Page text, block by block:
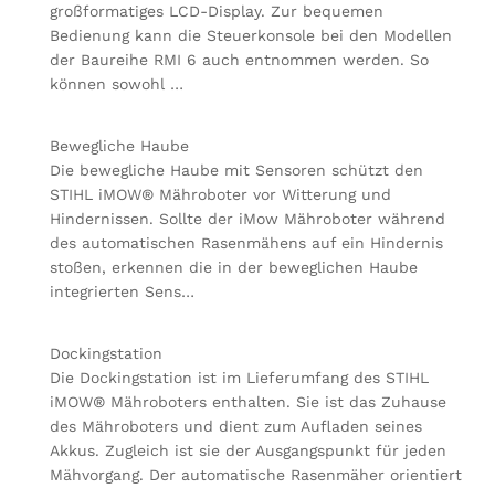
großformatiges LCD-Display. Zur bequemen
Bedienung kann die Steuerkonsole bei den Modellen
der Baureihe RMI 6 auch entnommen werden. So
können sowohl …
Bewegliche Haube
Die bewegliche Haube mit Sensoren schützt den
STIHL iMOW® Mähroboter vor Witterung und
Hindernissen. Sollte der iMow Mähroboter während
des automatischen Rasenmähens auf ein Hindernis
stoßen, erkennen die in der beweglichen Haube
integrierten Sens…
Dockingstation
Die Dockingstation ist im Lieferumfang des STIHL
iMOW® Mähroboters enthalten. Sie ist das Zuhause
des Mähroboters und dient zum Aufladen seines
Akkus. Zugleich ist sie der Ausgangspunkt für jeden
Mähvorgang. Der automatische Rasenmäher orientiert